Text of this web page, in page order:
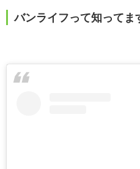
バンライフって知ってま